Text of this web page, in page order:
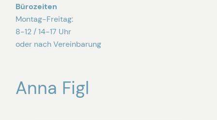
Bürozeiten
Montag-Freitag:
8-12 / 14-17 Uhr
oder nach Vereinbarung
Anna Figl